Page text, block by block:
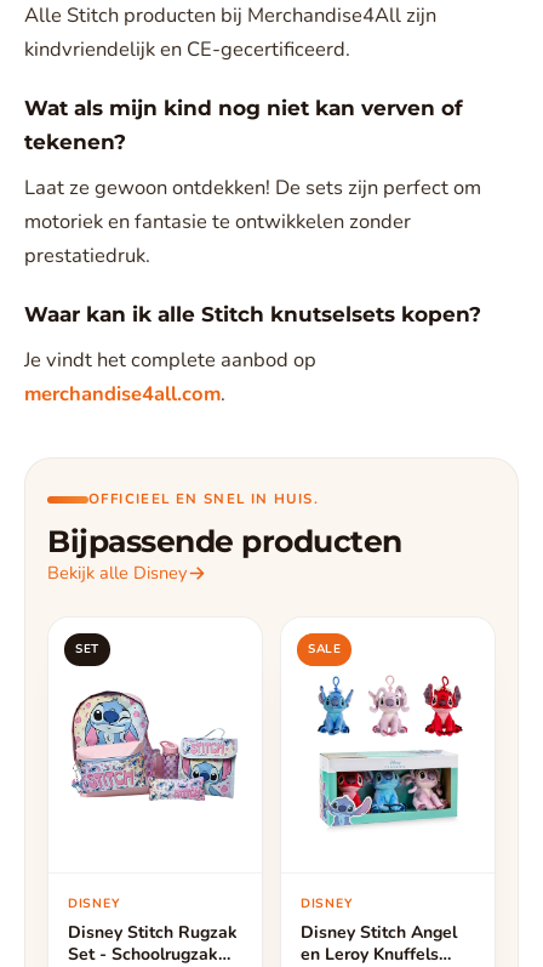
Alle Stitch producten bij Merchandise4All zijn
kindvriendelijk en CE-gecertificeerd.
Wat als mijn kind nog niet kan verven of
tekenen?
Laat ze gewoon ontdekken! De sets zijn perfect om
motoriek en fantasie te ontwikkelen zonder
prestatiedruk.
Waar kan ik alle Stitch knutselsets kopen?
Je vindt het complete aanbod op
merchandise4all.com.
OFFICIEEL EN SNEL IN HUIS.
Bijpassende producten
Bekijk alle Disney
SET
DISNEY
Disney Stitch Rugzak
Set - Schoolrugzak
SALE
DISNEY
Disney Stitch Angel
en Leroy Knuffels